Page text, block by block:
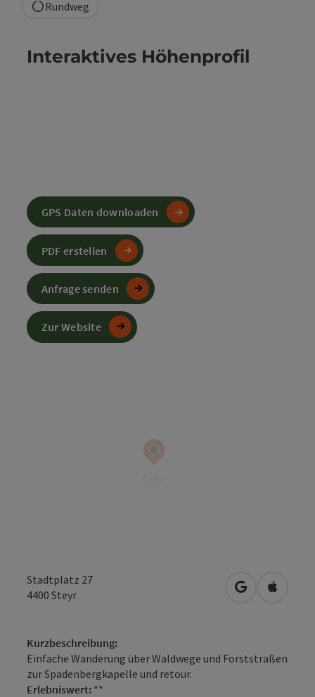
Rundweg
Stadtplatz 27
4400 Steyr in Google
in
Kurzbeschreibung:
Einfache Wanderung über Waldwege und Forststraßen
zur Spadenbergkapelle und retour.
Erlebniswert: **
Interaktives Höhenprofil
GPS Daten downloaden
PDF erstellen
Anfrage senden
Zur Website